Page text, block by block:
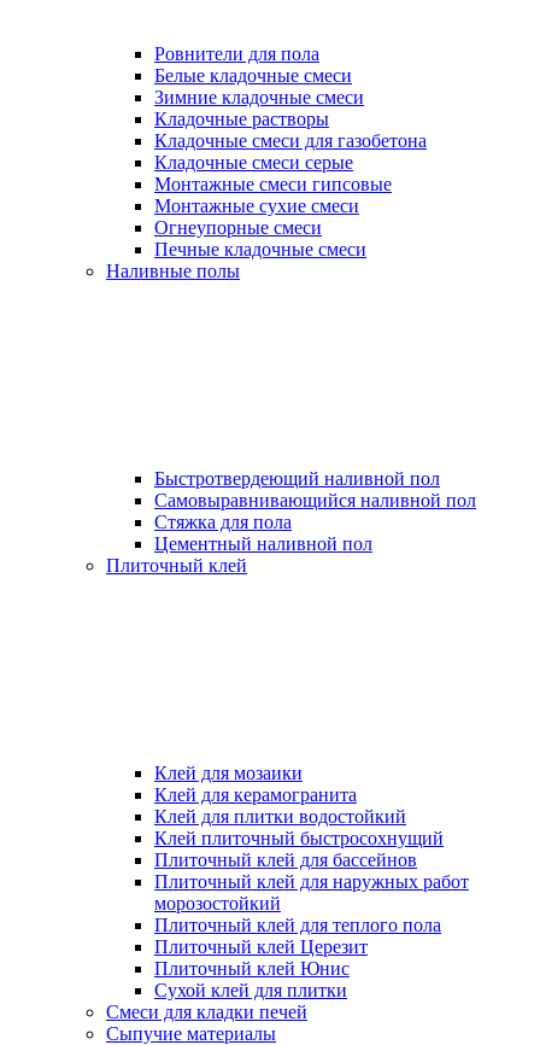
Ровнители для пола
Белые кладочные смеси
Зимние кладочные смеси
Кладочные растворы
Кладочные смеси для газобетона
Кладочные смеси серые
Монтажные смеси гипсовые
Монтажные сухие смеси
Огнеупорные смеси
Печные кладочные смеси
Наливные полы
Быстротвердеющий наливной пол
Самовыравнивающийся наливной пол
Стяжка для пола
Цементный наливной пол
Плиточный клей
Клей для мозаики
Клей для керамогранита
Клей для плитки водостойкий
Клей плиточный быстросохнущий
Плиточный клей для бассейнов
Плиточный клей для наружных работ
морозостойкий
Плиточный клей для теплого пола
Плиточный клей Церезит
Плиточный клей Юнис
Сухой клей для плитки
Смеси для кладки печей
Сыпучие материалы